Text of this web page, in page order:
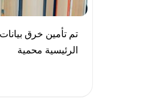
تم تأمين خرق
الرئيسية محمية